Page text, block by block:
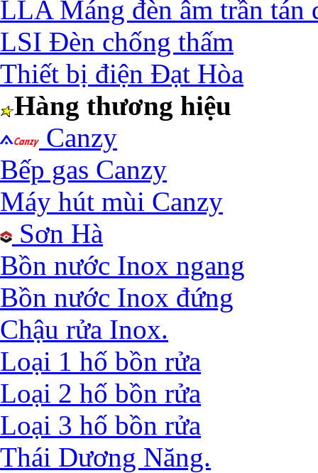
LLA Máng đèn âm trần tán
LSI Đèn chống thấm
Thiết bị điện Đạt Hòa
Hàng thương hiệu
Canzy
Bếp gas Canzy
Máy hút mùi Canzy
Sơn Hà
Bồn nước Inox ngang
Bồn nước Inox đứng
Chậu rửa Inox.
Loại 1 hố bồn rửa
Loại 2 hố bồn rửa
Loại 3 hố bồn rửa
Thái Dương Năng.